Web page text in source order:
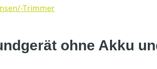
Trimmer
ohne Akku